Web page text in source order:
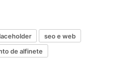
seo e web
de alfinete